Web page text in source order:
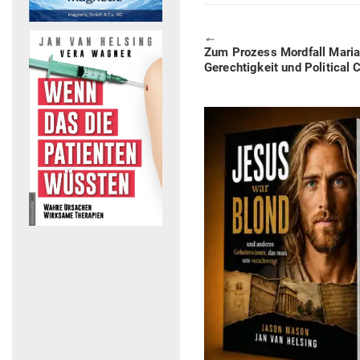
🠔
Previous
post:
Zum Prozess Mordfall
Gerech­tigkeit und Poli­tical